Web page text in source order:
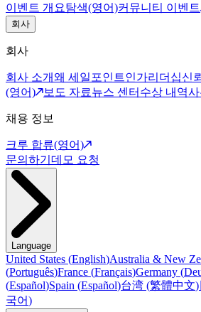
이벤트 개요탐색(영어)커뮤니티 이벤트
회사
회사
회사 소개왜 세일포인트인가리더십신
(영어)
보도 자료뉴스 센터 수상 내역사
채용 정보
크루 합류(영어)
문의하기 데모 요청
Language
United States (English)Australia & New
(Português)France (Français)Germany (
(Español)Spain (Español)台湾 (繁體中文)
국어)